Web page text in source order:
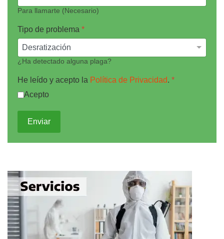
Para llamarte (Necesario)
Tipo de problema *
¿Ha detectado alguna plaga?
He leído y acepto la Política de Privacidad. *
Acepto
Enviar